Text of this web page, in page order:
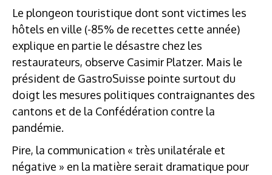
Le plongeon touristique dont sont victimes les
hôtels en ville (-85% de recettes cette année)
explique en partie le désastre chez les
restaurateurs, observe Casimir Platzer. Mais le
président de GastroSuisse pointe surtout du
doigt les mesures politiques contraignantes des
cantons et de la Confédération contre la
pandémie.
Pire, la communication « très unilatérale et
négative » en la matière serait dramatique pour